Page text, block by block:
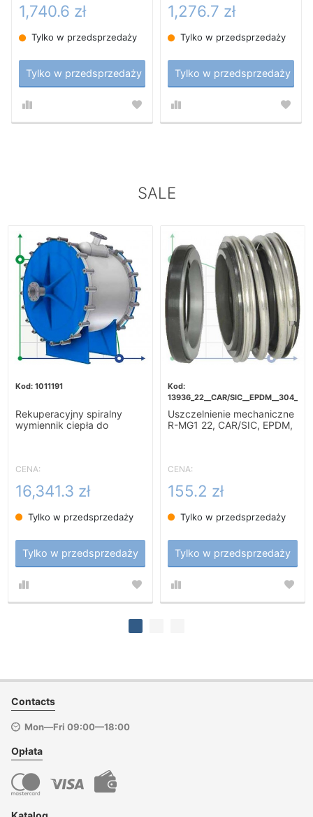
1,740.6 zł
Tylko w przedsprzedaży
Tylko w przedsprzedaży
1,276.7 zł
Tylko w przedsprzedaży
Tylko w przedsprzedaży
SALE
1011191
Rekuperacyjny spiralny
wymiennik ciepła do
CENA:
16,341.3 zł
Tylko w przedsprzedaży
Tylko w przedsprzedaży
13936_22__CAR/
Uszczelnienie mechaniczne
R-MG1 22, CAR/SIC, EPDM,
CENA:
155.2 zł
Tylko w przedsprzedaży
Tylko w przedsprzedaży
Contacts
Mon—Fri 09:00—18:00
Opłata